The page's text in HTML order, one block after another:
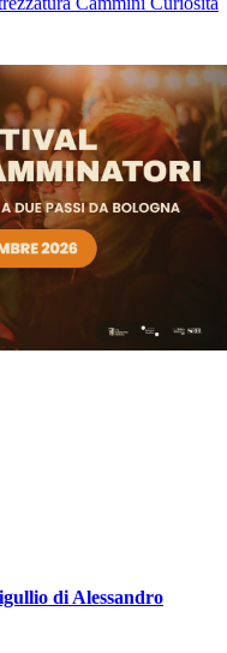
di Alessandro